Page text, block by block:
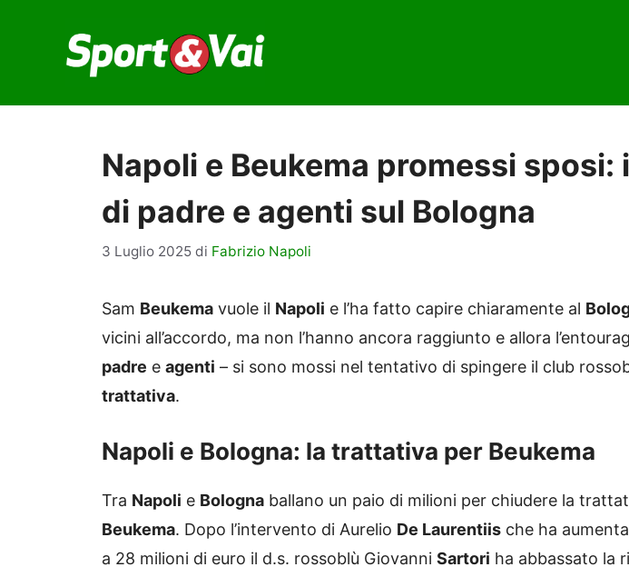
contenuto
Napoli e Beukema promessi sposi:
di padre e agenti sul Bologna
3 Luglio 2025 di Fabrizio Napoli
Sam Beukema vuole il Napoli e l’ha fatto capire chiaramente al
vicini all’accordo, ma non l’hanno ancora raggiunto e allora
padre e agenti – si sono mossi nel tentativo di spingere il club
trattativa.
Napoli e Bologna: la trattativa per Beukema
Tra Napoli e Bologna ballano un paio di milioni per chiudere la
Beukema. Dopo l’intervento di Aurelio De Laurentiis che ha
a 28 milioni di euro il d.s. rossoblù Giovanni Sartori ha abbassato la